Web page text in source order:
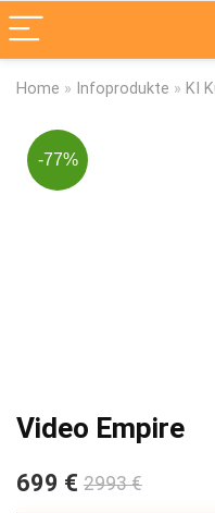
Home » Infoprodukte » KI
-77%
Video Empire
699 € 2993 €